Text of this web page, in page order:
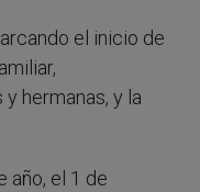
el inicio de
hermanas, y la
año, el 1 de